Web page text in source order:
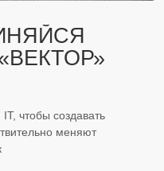
чтобы создавать
меняют